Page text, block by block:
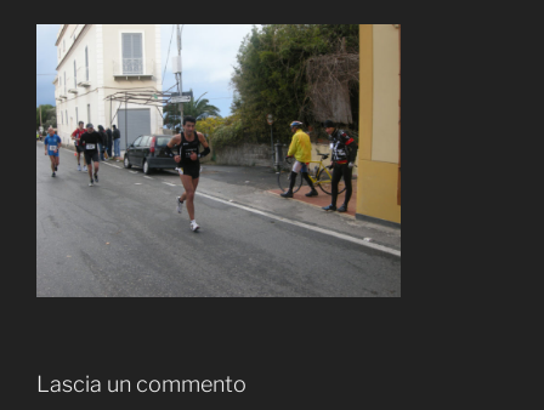
Lascia un commento